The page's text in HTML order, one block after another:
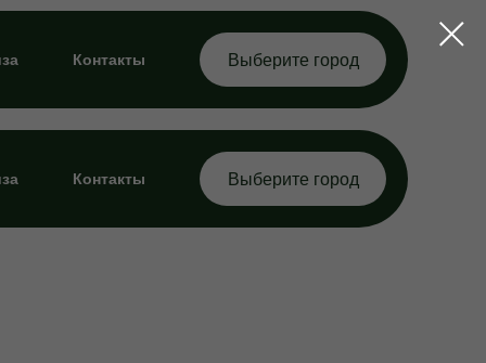
Контакты Выберите город
Выберите город
Контакты